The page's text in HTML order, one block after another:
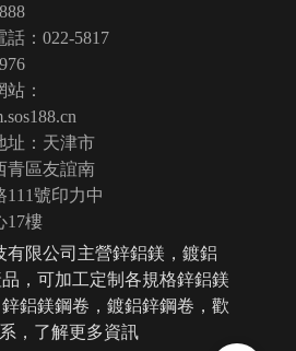
話：022-5817
站：
址：天津市
青區友誼南
111號印力中
17樓
有限公司主營鋅鋁鎂，鍍鋁
，可加工定制各規格鋅鋁鎂
鋁鎂鋼卷，鍍鋁鋅鋼卷，歡
，了解更多資訊